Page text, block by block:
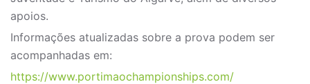
apoios.
Informações atualizadas sobre a prova podem ser
acompanhadas em:
https://www.portimaochampionships.com/